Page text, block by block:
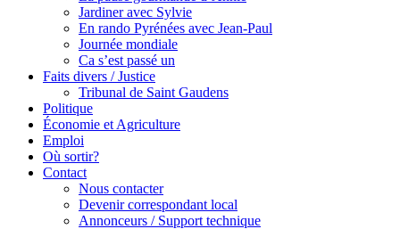
Jardiner avec Sylvie
En rando Pyrénées avec Jean-Paul
Journée mondiale
Ca s’est passé un
Faits divers / Justice
Tribunal de Saint Gaudens
Politique
Économie et Agriculture
Emploi
Où sortir?
Contact
Nous contacter
Devenir correspondant local
Annonceurs / Support technique